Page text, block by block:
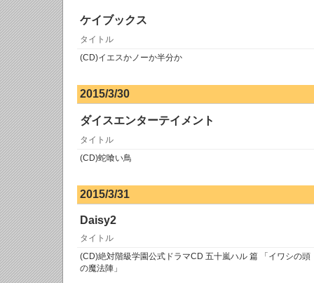
ケイブックス
タイトル
(CD)イエスかノーか半分か
2015/3/30
ダイスエンターテイメント
タイトル
(CD)蛇喰い鳥
2015/3/31
Daisy2
タイトル
(CD)絶対階級学園公式ドラマCD 五十嵐ハル 篇 「イワシの頭
の魔法陣」